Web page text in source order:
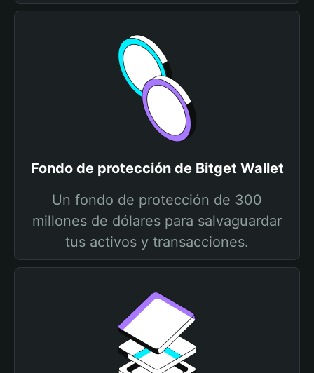
Fondo de protección de Bitget Wallet
Un fondo de protección de 300
millones de dólares para salvaguardar
tus activos y transacciones.